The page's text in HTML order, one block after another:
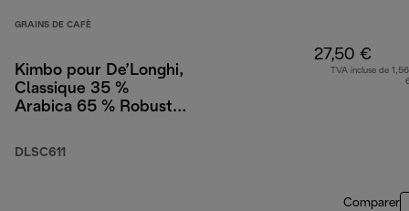
GRAINS DE CAFÈ
Kimbo pour De’Longhi,
Classique 35 %
Arabica 65 % Robusta,
DLSC611
27,50 €
TVA incluse de
Comparer